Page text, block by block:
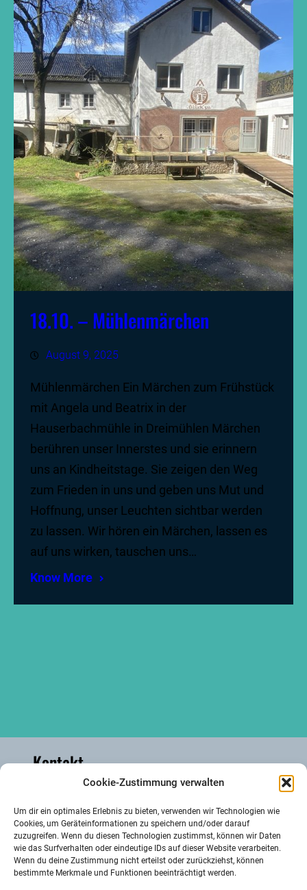
Cookie-Zustimmung verwalten
Um dir ein optimales Erlebnis zu bieten, verwenden wir Technologien wie
Cookies, um Geräteinformationen zu speichern und/oder darauf
zuzugreifen. Wenn du diesen Technologien zustimmst, können wir Daten
wie das Surfverhalten oder eindeutige IDs auf dieser Website verarbeiten.
Wenn du deine Zustimmung nicht erteilst oder zurückziehst, können
bestimmte Merkmale und Funktionen beeinträchtigt werden.
18.10. – Mühlenmärchen
August 9, 2025
Mühlenmärchen Ein Märchen zum Frühstück
mit Angela und Beatrix in der
Hauserbachmühle in Dreimühlen Märchen
berühren unser Innerstes und sie erinnern
uns an Kindheitstage. Sie zeigen den Weg
zum Frieden in uns und geben uns Mut und
Hoffnung, unser Leuchten sichtbar werden
zu lassen. Wir hören ein Märchen, lassen es
auf uns wirken, tauschen uns…
Know More
Kontakt
info@hauserbachmuehle.de